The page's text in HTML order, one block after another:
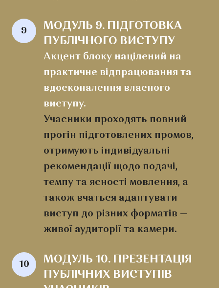
9
МОДУЛЬ 9. ПІДГОТОВКА
ПУБЛІЧНОГО ВИСТУПУ
Акцент блоку націлений на
практичне відпрацювання та
вдосконалення власного
виступу.
Учасники проходять повний
прогін підготовлених промов,
отримують індивідуальні
рекомендації щодо подачі,
темпу та ясності мовлення, а
також вчаться адаптувати
виступ до різних форматів —
живої аудиторії та камери.
10
МОДУЛЬ 10. ПРЕЗЕНТАЦІЯ
ПУБЛІЧНИХ ВИСТУПІВ